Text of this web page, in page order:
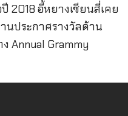
2018 อี้หยางเชียนสี่เคย
นประกาศรางวัลด้าน
Annual Grammy